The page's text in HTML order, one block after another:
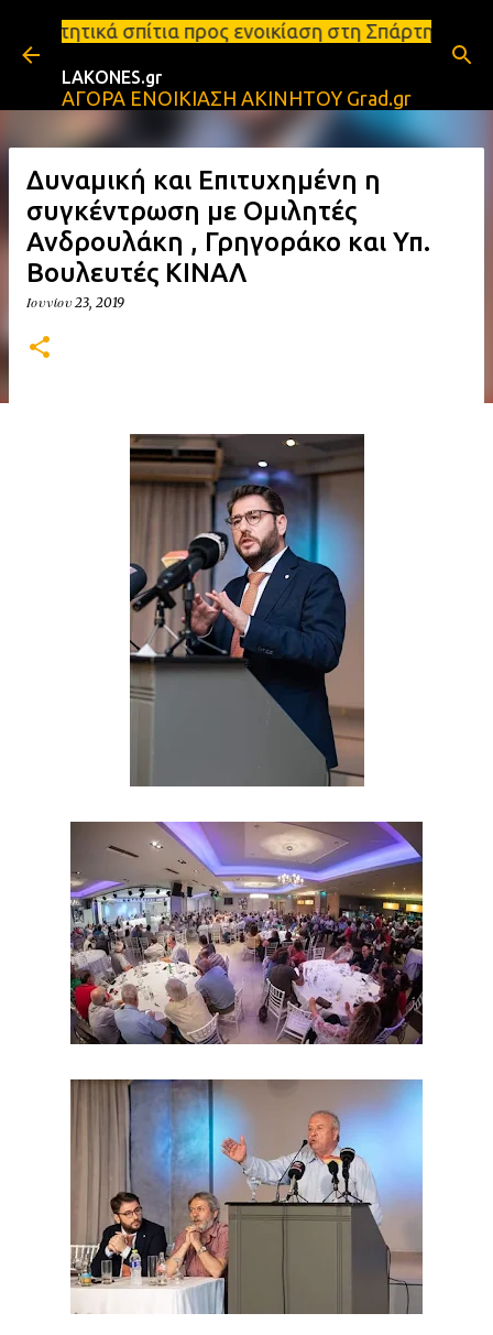
Μετάβαση στο κύριο περιεχόμενο
προς ενοικίαση στη Σπάρτη Ενοικιάσεις
LAKONES.gr
ΑΓΟΡΑ ΕΝΟΙΚΙΑΣΗ ΑΚΙΝΗΤΟΥ Grad.gr
Δυναμική και Επιτυχημένη η
συγκέντρωση με Ομιλητές
Ανδρουλάκη , Γρηγοράκο και Υπ.
Βουλευτές ΚΙΝΑΛ
Ιουνίου 23, 2019